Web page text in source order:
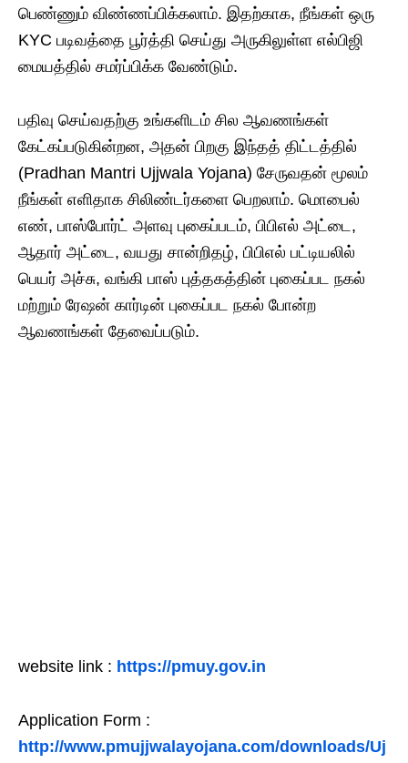
பெண்ணும் விண்ணப்பிக்கலாம். இதற்காக, நீங்கள் ஒரு
KYC படிவத்தை பூர்த்தி செய்து அருகிலுள்ள எல்பிஜி
மையத்தில் சமர்ப்பிக்க வேண்டும்.
பதிவு செய்வதற்கு உங்களிடம் சில ஆவணங்கள்
கேட்கப்படுகின்றன, அதன் பிறகு இந்தத் திட்டத்தில்
(Pradhan Mantri Ujjwala Yojana) சேருவதன் மூலம்
நீங்கள் எளிதாக சிலிண்டர்களை பெறலாம். மொபைல்
எண், பாஸ்போர்ட் அளவு புகைப்படம், பிபிஎல் அட்டை,
ஆதார் அட்டை, வயது சான்றிதழ், பிபிஎல் பட்டியலில்
பெயர் அச்சு, வங்கி பாஸ் புத்தகத்தின் புகைப்பட நகல்
மற்றும் ரேஷன் கார்டின் புகைப்பட நகல் போன்ற
ஆவணங்கள் தேவைப்படும்.
website link : https://pmuy.gov.in
Application Form :
http://www.pmujjwalayojana.com/downloads/Uj